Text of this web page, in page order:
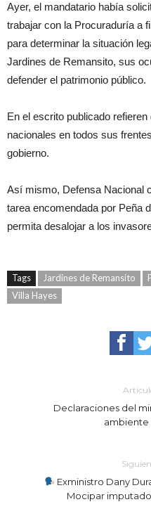
Ayer, el mandatario había
trabajar con la Procuraduría a
para determinar la situación
Jardines de Remansito, sus
defender el patrimonio público.
En el escrito publicado
nacionales en todos sus
gobierno.
Así mismo, Defensa Nacional
tarea encomendada por Peña
permita desalojar a los
Tags Jardines de Remansito
Villa Hayes
Declaraciones del
ambiente
Exministro Dany
Mocipar